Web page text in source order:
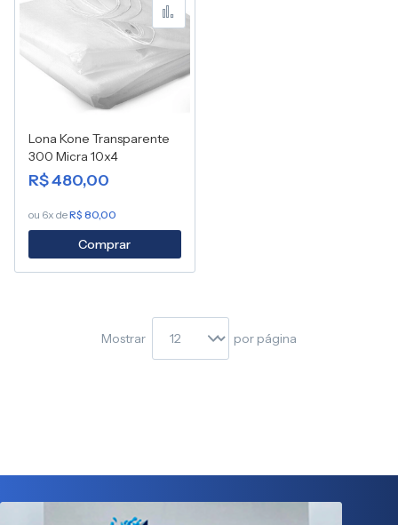
Lona Kone Transparente
300 Micra 10x4
R$ 480,00
ou 6x deR$ 80,00
Comprar
Adicionar para
Mostrar por página